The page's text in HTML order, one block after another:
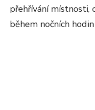
přehřívání místnosti,
během nočních